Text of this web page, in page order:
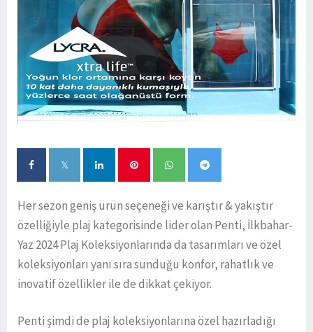
Her sezon geniş ürün seçeneği ve karıştır & yakıştır
özelliğiyle plaj kategorisinde lider olan Penti, İlkbahar-
Yaz 2024 Plaj Koleksiyonlarında da tasarımları ve özel
koleksiyonları yanı sıra sunduğu konfor, rahatlık ve
inovatif özellikler ile de dikkat çekiyor.
Penti şimdi de plaj koleksiyonlarına özel hazırladığı